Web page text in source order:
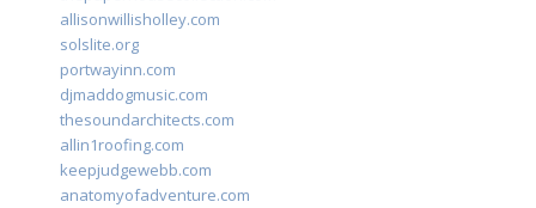
allisonwillisholley.com
solslite.org
portwayinn.com
djmaddogmusic.com
thesoundarchitects.com
allin1roofing.com
keepjudgewebb.com
anatomyofadventure.com